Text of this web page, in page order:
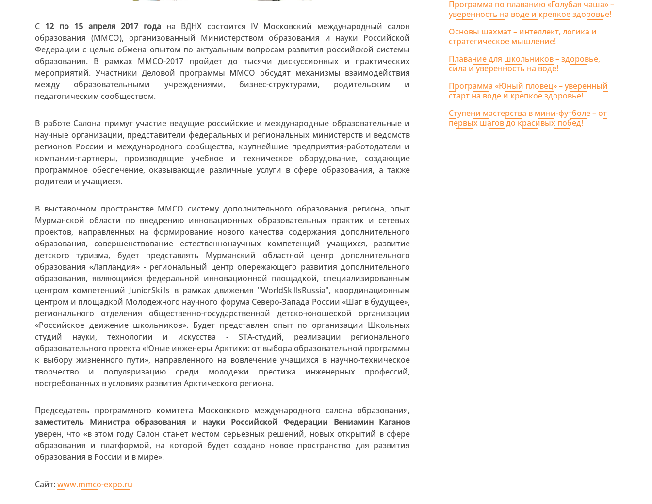
С 12 по 15 апреля 2017 годана ВДНХ состоится IV Московский международный салон
образования (ММСО), организованный Министерством образования и науки Российской
Федерации с целью обмена опытом по актуальным вопросам развития российской системы
образования. В рамках ММСО-2017 пройдет до тысячи дискуссионных и практических
мероприятий. Участники Деловой программы ММСО обсудят механизмы взаимодействия
между образовательными учреждениями, бизнес-структурами, родительским и
педагогическим сообществом.
В работе Салона примут участие ведущие российские и международные образовательные и
научные организации, представители федеральных и региональных министерств и ведомств
регионов России и международного сообщества, крупнейшие предприятия-работодатели и
компании-партнеры, производящие учебное и техническое оборудование, создающие
программное обеспечение, оказывающие различные услуги в сфере образования, а также
родители и учащиеся.
В выставочном пространстве ММСО систему дополнительного образования региона, опыт
Мурманской области по внедрению инновационных образовательных практик и сетевых
проектов, направленных на формирование нового качества содержания дополнительного
образования, совершенствование естественнонаучных компетенций учащихся, развитие
детского туризма, будет представлять Мурманский областной центр дополнительного
образования «Лапландия» - региональный центр опережающего развития дополнительного
образования, являющийся федеральной инновационной площадкой, специализированным
центром компетенций JuniorSkills в рамках движения "WorldSkillsRussia", координационным
центром и площадкой Молодежного научного форума Северо-Запада России «Шаг в будущее»,
регионального отделения общественно-государственной детско-юношеской организации
«Российское движение школьников». Будет представлен опыт по организации Школьных
студий науки, технологии и искусства - STA-студий, реализации регионального
образовательного проекта «Юные инженеры Арктики: от выбора образовательной программы
к выбору жизненного пути», направленного на вовлечение учащихся в научно-техническое
творчество и популяризацию среди молодежи престижа инженерных профессий,
востребованных в условиях развития Арктического региона.
Председатель программного комитета Московского международного салона образования,
заместитель Министра образования и науки Российской Федерации Вениамин Каганов
уверен, что «в этом году Салон станет местом серьезных решений, новых открытий в сфере
образования и платформой, на которой будет создано новое пространство для развития
образования в России и в мире».
Сайт: www.mmco-expo.ru
Программа по плаванию «Голубая чаша» –
уверенность на воде и крепкое здоровье!
Основы шахмат – интеллект, логика и
стратегическое мышление!
Плавание для школьников – здоровье,
сила и уверенность на воде!
Программа «Юный пловец» – уверенный
старт на воде и крепкое здоровье!
Ступени мастерства в мини-футболе – от
первых шагов до красивых побед!